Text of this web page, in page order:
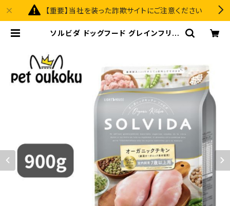
【重要】当社を装った詐欺サイトにご注意ください
ソルビダ ドッグフード グレインフリー